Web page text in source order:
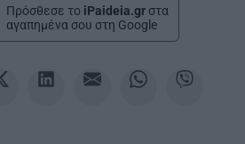
Πρόσθεσε το iPaideia.gr στα
αγαπημένα σου στη Google